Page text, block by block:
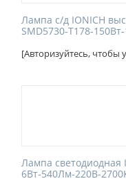
Лампа с/д IONICH
SMD5730-Т178-
[Авторизуйтесь, чтобы
Лампа светодиодная
6Вт-540Лм-220В-